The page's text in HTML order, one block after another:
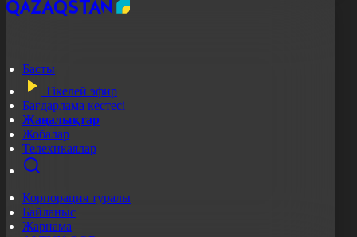
Басты
Тікелей эфир
Бағдарлама кестесі
Жаңалықтар
Жобалар
Телехикаялар
Корпорация туралы
Байланыс
Жарнама